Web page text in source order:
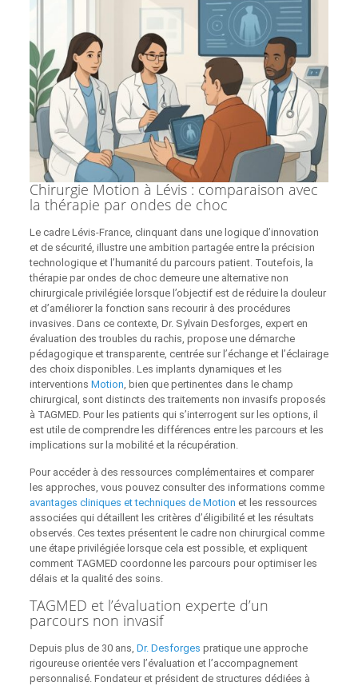
Chirurgie Motion à Lévis : comparaison avec
la thérapie par ondes de choc
Le cadre Lévis-France, clinquant dans une logique d’innovation
et de sécurité, illustre une ambition partagée entre la précision
technologique et l’humanité du parcours patient. Toutefois, la
thérapie par ondes de choc demeure une alternative non
chirurgicale privilégiée lorsque l’objectif est de réduire la douleur
et d’améliorer la fonction sans recourir à des procédures
invasives. Dans ce contexte, Dr. Sylvain Desforges, expert en
évaluation des troubles du rachis, propose une démarche
pédagogique et transparente, centrée sur l’échange et l’éclairage
des choix disponibles. Les implants dynamiques et les
interventions Motion, bien que pertinentes dans le champ
chirurgical, sont distincts des traitements non invasifs proposés
à TAGMED. Pour les patients qui s’interrogent sur les options, il
est utile de comprendre les différences entre les parcours et les
implications sur la mobilité et la récupération.
Pour accéder à des ressources complémentaires et comparer
les approches, vous pouvez consulter des informations comme
avantages cliniques et techniques de Motion et les ressources
associées qui détaillent les critères d’éligibilité et les résultats
observés. Ces textes présentent le cadre non chirurgical comme
une étape privilégiée lorsque cela est possible, et expliquent
comment TAGMED coordonne les parcours pour optimiser les
délais et la qualité des soins.
TAGMED et l’évaluation experte d’un
parcours non invasif
Depuis plus de 30 ans, Dr. Desforges pratique une approche
rigoureuse orientée vers l’évaluation et l’accompagnement
personnalisé. Fondateur et président de structures dédiées à